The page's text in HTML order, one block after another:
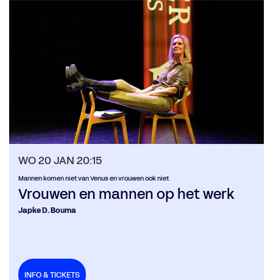
Vrouwen en mannen op het werk
Japke D. Bouma
Mannen komen niet van Venus en vrouwen ook niet
WO 20 JAN 20:15
INFO & TICKETS